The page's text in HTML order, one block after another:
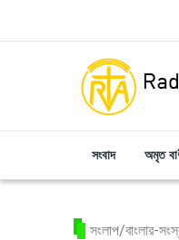
সংবাদ অমৃত
সংলাপ/বাংলার-